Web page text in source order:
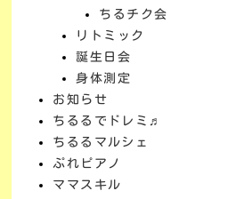
ちるチク会
リトミック
誕生日会
身体測定
お知らせ
ちるるでドレミ♬
ちるるマルシェ
ぷれピアノ
ママスキル